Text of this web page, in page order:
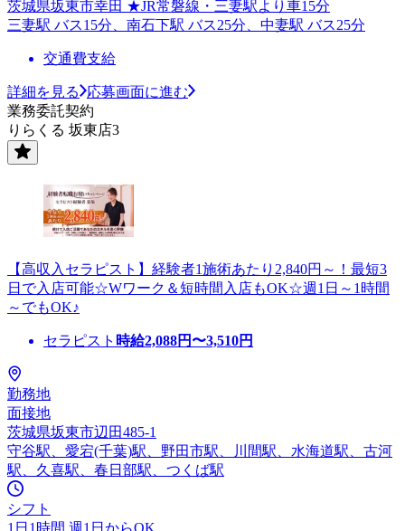
茨城県坂東市幸田 ★JR常磐線・三妻駅より車15分
三妻駅 バス15分、南石下駅 バス25分、中妻駅 バス25分
交通費支給
詳細を見る
応募画面に進む
業務委託契約
りらくる 坂東店3
【高収入セラピスト】経験者1施術あたり2,840円～！最短3
日で入店可能☆Wワーク＆短時間入店もOK☆週1日～1時間
～でもOK♪
セラピスト 時給2,088円〜3,510円
勤務地
面接地
茨城県坂東市辺田485-1
守谷駅、愛宕(千葉)駅、野田市駅、川間駅、水海道駅、古河
駅、久喜駅、春日部駅、つくば駅
シフト
1日1時間 週1日からOK